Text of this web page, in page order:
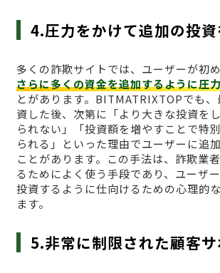
4.圧力をかけて追加の投
多くの詐欺サイトでは、ユーザーが初
さらに多くの資金を追加するように圧
とがあります。BITMATRIXTOPでも
資した後、次第に「より大きな投資を
られない」「投資額を増やすことで特
られる」といった理由でユーザーに追
ことがあります。この手法は、詐欺業
るためによく使う手段であり、ユーザ
投資するように仕向けるための心理的
ます。
5.非常に制限された顧客サ